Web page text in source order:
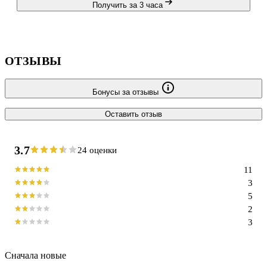
Получить за 3 часа
ОТЗЫВЫ
Бонусы за отзывы
Оставить отзыв
3.7 24 оценки
3
2
5
3
11
Сначала новые